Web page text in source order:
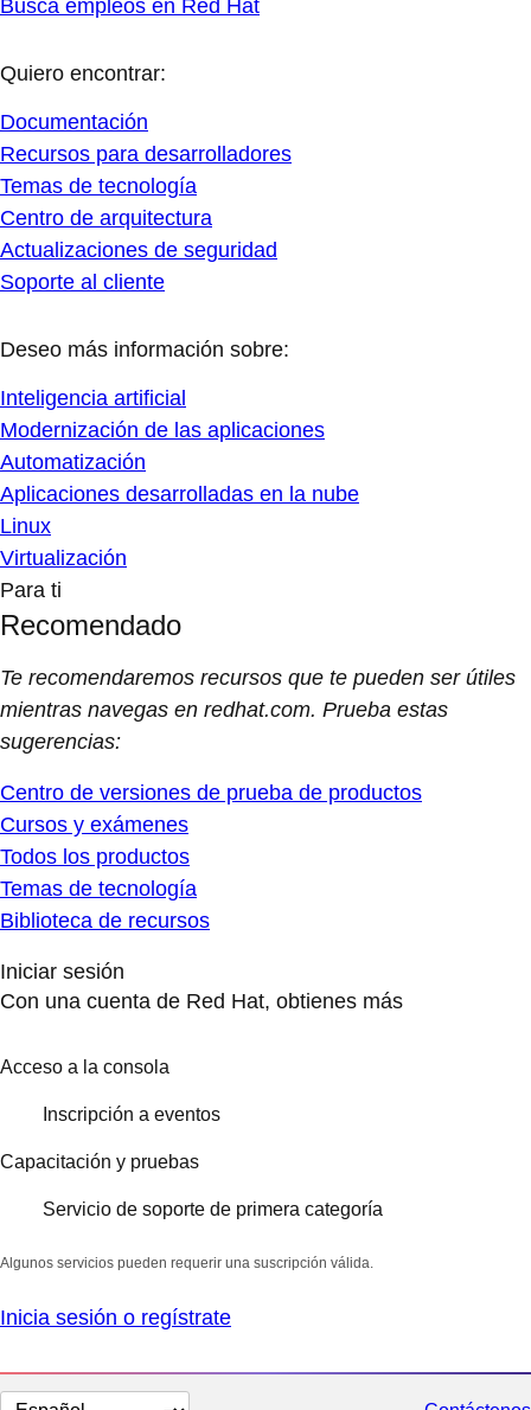
Busca empleos en Red Hat
Quiero encontrar:
Documentación
Recursos para desarrolladores
Temas de tecnología
Centro de arquitectura
Actualizaciones de seguridad
Soporte al cliente
Deseo más información sobre:
Inteligencia artificial
Modernización de las aplicaciones
Automatización
Aplicaciones desarrolladas en la nube
Linux
Virtualización
Para ti
Recomendado
Te recomendaremos recursos que te pueden ser útiles
mientras navegas en redhat.com. Prueba estas
sugerencias:
Centro de versiones de prueba de productos
Cursos y exámenes
Todos los productos
Temas de tecnología
Biblioteca de recursos
Iniciar sesión
Con una cuenta de Red Hat, obtienes más
Acceso a la consola
Inscripción a eventos
Capacitación y pruebas
Servicio de soporte de primera categoría
Algunos servicios pueden requerir una suscripción válida.
Inicia sesión o regístrate